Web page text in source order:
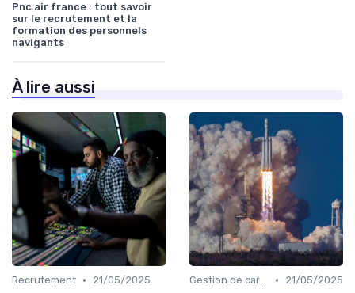
Pnc air france : tout savoir
sur le recrutement et la
formation des personnels
navigants
À lire aussi
Recrutement •
21/05/2025
Gestion de carrière •
21/05/2025